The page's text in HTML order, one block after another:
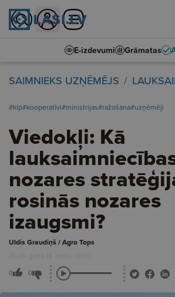
E-izdevumi Grāmatas
SAIMNIEKS UZŅĒMĒJS
#klp#kooperatīvi#ministrijas#ražošana#uzņēmēji
Viedokļi: Kā
nozares
rosinās nozares
izaugsmi?
Uldis Graudiņš / Agro Tops
2026. gada 14. maijs, 00:01
0 0